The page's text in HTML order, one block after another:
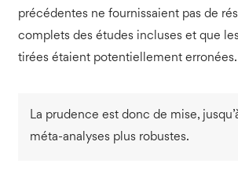
précédentes ne fournissaient pas de
complets des études incluses et que
tirées étaient potentiellement erronées.
La prudence est donc de mise,
méta-analyses plus robustes.